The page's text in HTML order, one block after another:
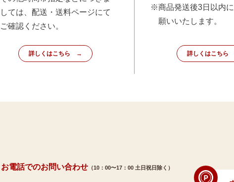
しては、配送・送料ページにて
ご確認ください。
詳しくはこちら
※商品発送後3日以内
願いいたします。
詳しくはこちら
お電話でのお問い合わせ（10：00〜17：00 土日祝日除く）